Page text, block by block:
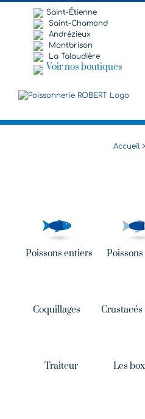
Saint-Étienne
Saint-Chamond
Andrézieux
Montbrison
La Talaudière
Voir nos boutiques
Accueil
Poissons entiers
Coquillages Crustacés
Traiteur Les box